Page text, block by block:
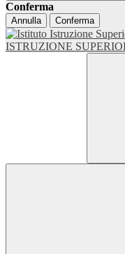
Conferma
Annulla Conferma
ISTRUZIONE